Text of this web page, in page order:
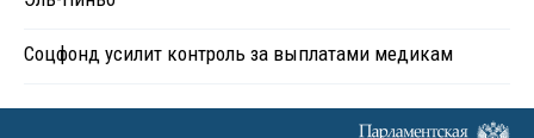
Соцфонд усилит контроль за выплатами медикам